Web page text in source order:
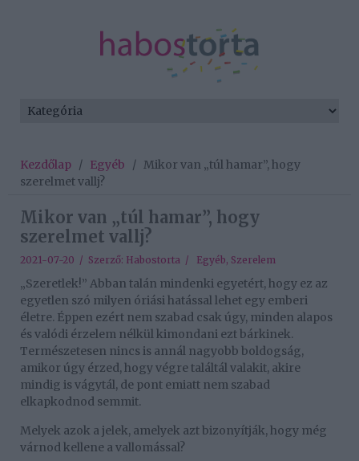
Kezdőlap / Egyéb / Mikor van „túl hamar”, hogy
szerelmet vallj?
Mikor van „túl hamar”, hogy
szerelmet vallj?
2021-07-20 / Szerző: Habostorta / Egyéb, Szerelem
„Szeretlek!” Abban talán mindenki egyetért, hogy ez az
egyetlen szó milyen óriási hatással lehet egy emberi
életre. Éppen ezért nem szabad csak úgy, minden alapos
és valódi érzelem nélkül kimondani ezt bárkinek.
Természetesen nincs is annál nagyobb boldogság,
amikor úgy érzed, hogy végre találtál valakit, akire
mindig is vágytál, de pont emiatt nem szabad
elkapkodnod semmit.
Melyek azok a jelek, amelyek azt bizonyítják, hogy még
várnod kellene a vallomással?